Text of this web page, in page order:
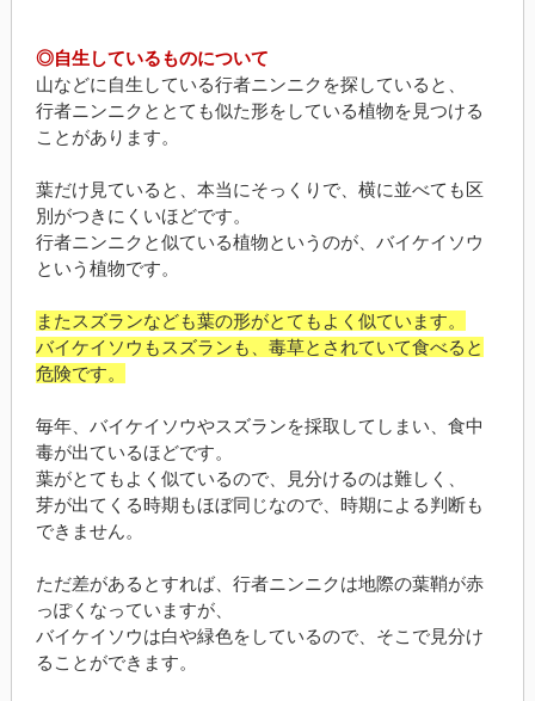
◎自生しているものについて
山などに自生している行者ニンニクを探していると、
行者ニンニクととても似た形をしている植物を見つける
ことがあります。
葉だけ見ていると、本当にそっくりで、横に並べても区
別がつきにくいほどです。
行者ニンニクと似ている植物というのが、バイケイソウ
という植物です。
またスズランなども葉の形がとてもよく似ています。
バイケイソウもスズランも、毒草とされていて食べると
危険です。
毎年、バイケイソウやスズランを採取してしまい、食中
毒が出ているほどです。
葉がとてもよく似ているので、見分けるのは難しく、
芽が出てくる時期もほぼ同じなので、時期による判断も
できません。
ただ差があるとすれば、行者ニンニクは地際の葉鞘が赤
っぽくなっていますが、
バイケイソウは白や緑色をしているので、そこで見分け
ることができます。